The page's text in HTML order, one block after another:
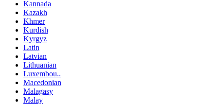
Kannada
Kazakh
Khmer
Kurdish
Kyrgyz
Latin
Latvian
Lithuanian
Luxembou..
Macedonian
Malagasy
Malay